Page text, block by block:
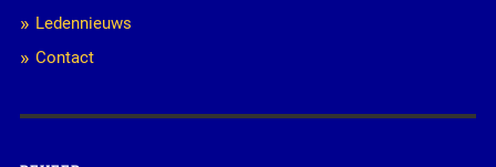
Ledennieuws
Contact